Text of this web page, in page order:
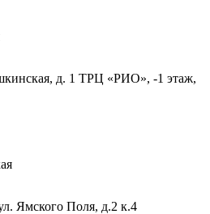
д. 1 ТРЦ «РИО», -1 этаж,
Ямского Поля, д.2 к.4